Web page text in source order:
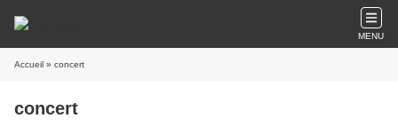
MENU
Accueil » concert
concert